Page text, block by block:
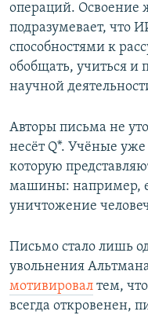
операций. Освоение
подразумевает, что
способностями к
обобщать, учиться и
научной
Авторы письма не
несёт Q*. Учёные уже
которую
машины: например,
уничтожение
Письмо стало лишь
увольнения
мотивировал тем,
всегда откровенен,